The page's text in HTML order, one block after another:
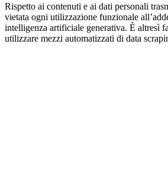
Rispetto ai contenuti e ai dati personali
vietata ogni utilizzazione funzionale
intelligenza artificiale generativa. È altresì
utilizzare mezzi automatizzati di data